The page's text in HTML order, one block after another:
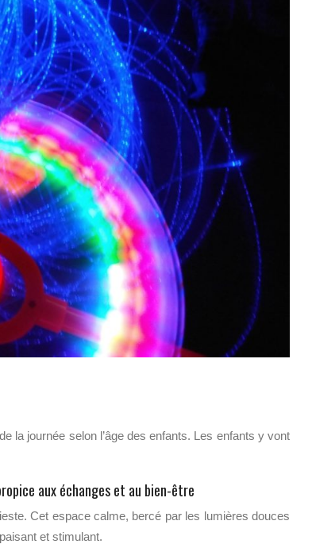
la journée selon l’âge des enfants. Les enfants y vont
aux échanges et au bien-être
Cet espace calme, bercé par les lumières douces
et stimulant.